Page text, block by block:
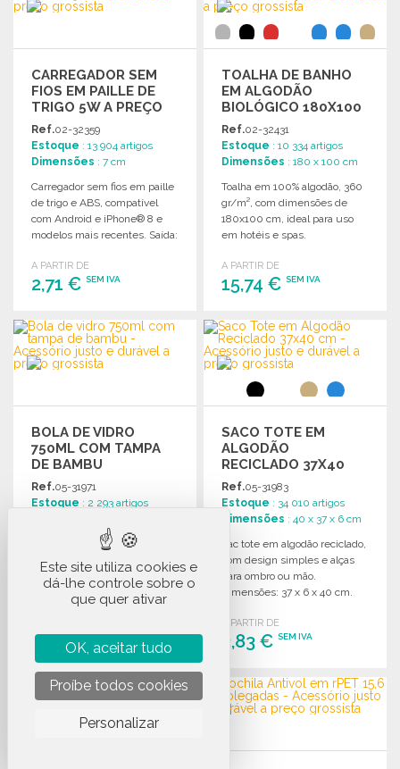
CARREGADOR SEM
FIOS EM PAILLE DE
TRIGO 5W A PREÇO
GROSSISTA
Ref.02-32359
Estoque : 13 904 artigos
Dimensões : 7 cm
Carregador sem fios em paille
de trigo e ABS, compatível
com Android e iPhone® 8 e
modelos mais recentes. Saída:
A PARTIR DE
2,71 € SEM IVA
ENCOMENDAR
Solicitar um orçamento
TOALHA DE BANHO
EM ALGODÃO
BIOLÓGICO 180X100
CM A PREÇO
GROSSISTA
Ref.02-32431
Estoque : 10 334 artigos
Dimensões : 180 x 100 cm
Toalha em 100% algodão, 360
gr/m², com dimensões de
180x100 cm, ideal para uso
em hotéis e spas.
A PARTIR DE
15,74 €SEM IVA
ENCOMENDAR
Solicitar um orçamento
BOLA DE VIDRO
750ML COM TAMPA
DE BAMBU
Ref.05-31971
Estoque : 2 293 artigos
Garrafa de vidro borosilicato
de 750ml com tampa em
bambu, resistente a
mudanças térmicas.
Dimensões: 26.5 x ø 7 cm.
12,76 €SEM IVA
ENCOMENDAR
SACO TOTE EM
ALGODÃO
RECICLADO 37X40
CM
Ref.05-31983
Estoque : 34 010 artigos
Dimensões : 40 x 37 x 6 cm
Sac tote em algodão reciclado,
com design simples e alças
para ombro ou mão.
Dimensões: 37 x 6 x 40 cm.
A PARTIR DE
3,83 €SEM IVA
ENCOMENDAR
Solicitar um orçamento
Este site utiliza cookies e
dá-lhe controle sobre o
que quer ativar
OK, aceitar tudo
Proíbe todos cookies
Personalizar